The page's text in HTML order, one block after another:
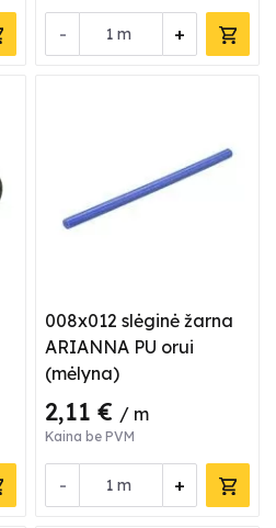
- +
m
008x012 slėginė žarna
ARIANNA PU orui
(mėlyna)
2,11 € / m
Kaina be PVM
- +
m